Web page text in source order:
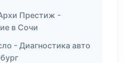
Престиж -
в Сочи
- Диагностика авто